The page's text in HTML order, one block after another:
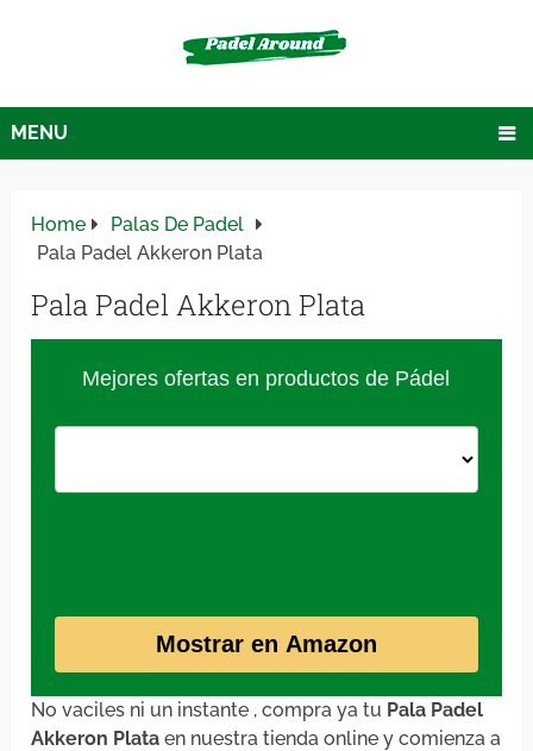
MENU
Home
Palas De Padel
Pala Padel Akkeron Plata
Pala Padel Akkeron Plata
Mejores ofertas en productos de Pádel
Mostrar en Amazon
No vaciles ni un instante , compra ya tu Pala Padel
Akkeron Plata en nuestra tienda online y comienza a